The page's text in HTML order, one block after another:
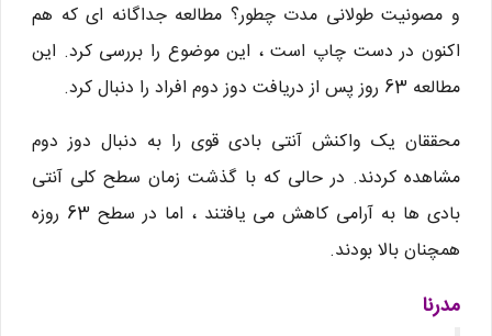
و مصونیت طولانی مدت چطور؟ مطالعه جداگانه ای که هم
اکنون در دست چاپ است ، این موضوع را بررسی کرد. این
مطالعه 63 روز پس از دریافت دوز دوم افراد را دنبال کرد.
محققان یک واکنش آنتی بادی قوی را به دنبال دوز دوم
مشاهده کردند. در حالی که با گذشت زمان سطح کلی آنتی
بادی ها به آرامی کاهش می یافتند ، اما در سطح 63 روزه
همچنان بالا بودند.
مدرنا